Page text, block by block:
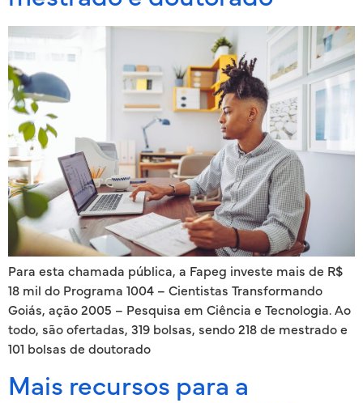
Para esta chamada pública, a Fapeg investe mais de R$
18 mil do Programa 1004 – Cientistas Transformando
Goiás, ação 2005 – Pesquisa em Ciência e Tecnologia. Ao
todo, são ofertadas, 319 bolsas, sendo 218 de mestrado e
101 bolsas de doutorado
Mais recursos para a